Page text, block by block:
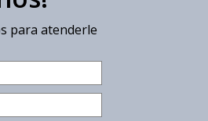
para atenderle